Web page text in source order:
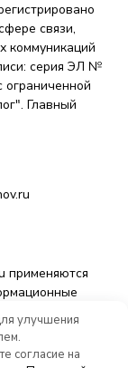
связи,
коммуникаций
серия ЭЛ №
Главный
применяются
основе сбора,
к
улучшения
согласие на